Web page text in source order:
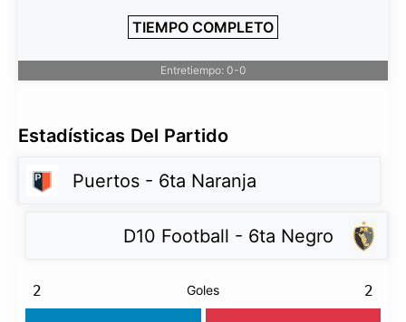
TIEMPO COMPLETO
Entretiempo: 0-0
Estadísticas Del Partido
Puertos - 6ta Naranja
D10 Football - 6ta Negro
2 Goles 2